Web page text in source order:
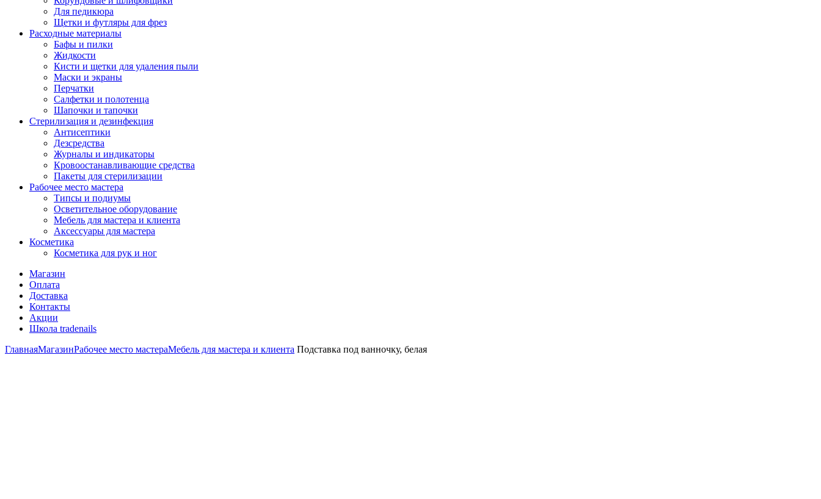
Для педикюра
Щетки и футляры для фрез
Расходные материалы
Бафы и пилки
Жидкости
Кисти и щетки для удаления пыли
Маски и экраны
Перчатки
Салфетки и полотенца
Шапочки и тапочки
Стерилизация и дезинфекция
Антисептики
Дезсредства
Журналы и индикаторы
Кровоостанавливающие средства
Пакеты для стерилизации
Рабочее место мастера
Типсы и подиумы
Осветительное оборудование
Мебель для мастера и клиента
Аксессуары для мастера
Косметика
Косметика для рук и ног
Магазин
Оплата
Доставка
Контакты
Акции
Школа tradenails
ГлавнаяМагазинРабочее место мастераМебель для мастера и клиента Подставка под ванночку, белая